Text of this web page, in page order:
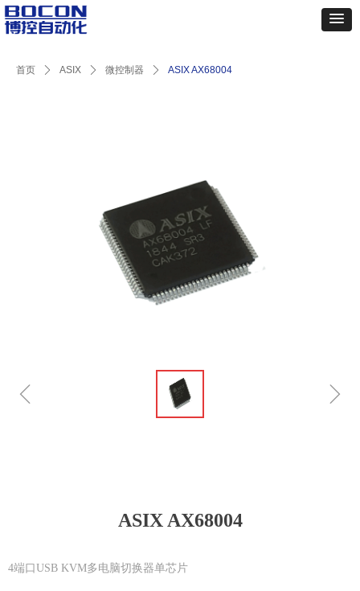
首页 ꄲ ASIX ꄲ 微控制器 ꄲ ASIX AX68004
ASIX AX68004
4端口USB KVM多电脑切换器单芯片
ꁆ ꁇ